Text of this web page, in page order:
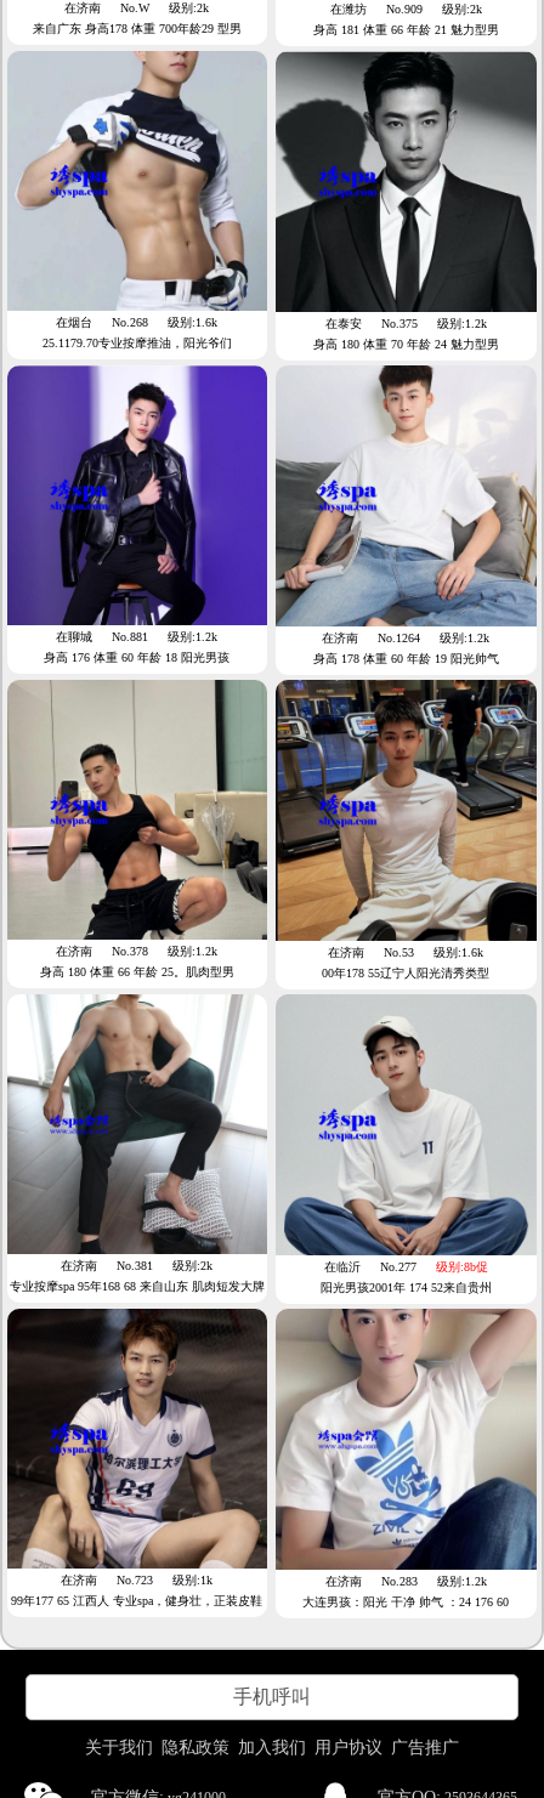
在济南 No.W
级别:2k
来自广东 身高178 体重 700年龄29 型男
在潍坊 No.909
级别:2k
身高 181 体重 66 年龄 21 魅力型男
在烟台 No.268
级别:1.6k
25.1179.70专业按摩推油，阳光爷们
在泰安 No.375
级别:1.2k
身高 180 体重 70 年龄 24 魅力型男
在聊城 No.881
级别:1.2k
身高 176 体重 60 年龄 18 阳光男孩
在济南 No.1264
级别:1.2k
身高 178 体重 60 年龄 19 阳光帅气
在济南 No.378
级别:1.2k
身高 180 体重 66 年龄 25。肌肉型男
在济南 No.53
级别:1.6k
00年178 55辽宁人阳光清秀类型
在济南 No.381
级别:2k
专业按摩spa 95年168 68 来自山东 肌肉短发大牌
爷们
在临沂 No.277
级别:8b促
阳光男孩2001年 174 52来自贵州
在济南 No.723
级别:1k
99年177 65 江西人 专业spa，健身壮，正装皮鞋
在济南 No.283
级别:1.2k
大连男孩：阳光 干净 帅气 ：24 176 60
手机呼叫
关于我们 隐私政策 加入我们 用户协议 广告推广